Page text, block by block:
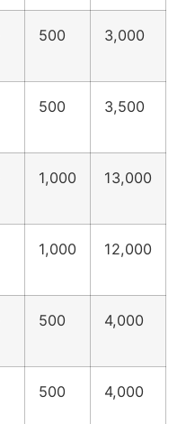
500 3,000
500 3,500
1,000 13,000
1,000 12,000
500 4,000
500 4,000